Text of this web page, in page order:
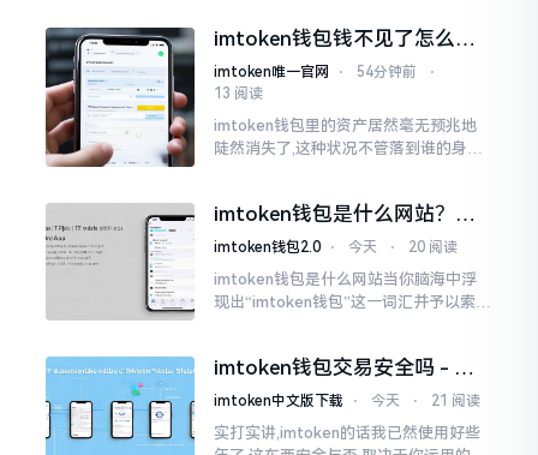
imtoken钱包钱不见了怎么
办？老用户手把手教你找回
imtoken唯一官网 ⋅ 54分钟前
⋅
13 阅读
imtoken钱包里的资产居然毫无预兆地
陡然消失了,这种状况不管落到谁的身上,
打开钱包查看时
imtoken钱包是什么网站？一
文说清楚这玩意
imtoken钱包2.0 ⋅ 今天 ⋅ 20 阅读
imtoken钱包是什么网站当你脑海中浮
现出“imtoken钱包”这一词汇并予以索求
我也曾短暂错愕
imtoken钱包交易安全吗 - 老
用户的一些心里话
imtoken中文版下载 ⋅ 今天 ⋅ 21 阅读
实打实讲,imtoken的话我已然使用好些